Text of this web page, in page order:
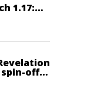
1.17:
off
si